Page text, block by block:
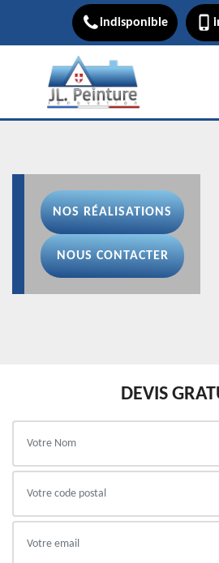
indisponible
NOS RÉALISATIONS
NOUS CONTACTER
DEVIS